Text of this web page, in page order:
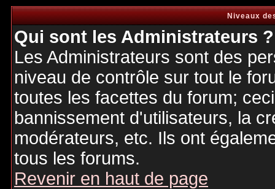
Niveaux
Qui sont les Administrateurs ?
Les Administrateurs sont des
niveau de contrôle sur tout le
toutes les facettes du forum;
bannissement d'utilisateurs, la
modérateurs, etc. Ils ont
tous les forums.
Revenir en haut de page